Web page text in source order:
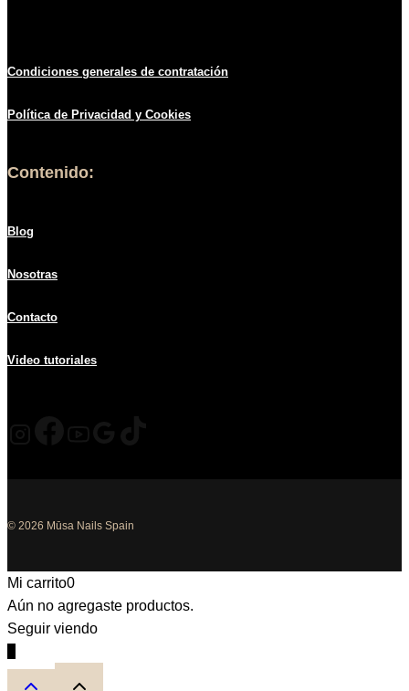
Condiciones generales de contratación
Política de Privacidad y Cookies
Contenido:
Blog
Nosotras
Contacto
Video tutoriales
© 2026 Mūsa Nails Spain
Mi carrito0
Aún no agregaste productos.
Seguir viendo